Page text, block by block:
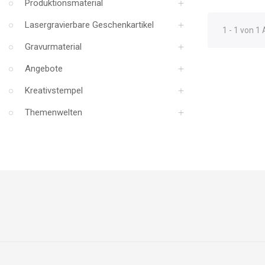
Produktionsmaterial
Lasergravierbare Geschenkartikel
Gravurmaterial
Angebote
Kreativstempel
Themenwelten
1 - 1 von 1